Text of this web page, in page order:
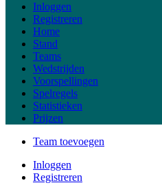
Inloggen
Registreren
Home
Stand
Teams
Wedstrijden
Voorspellingen
Spelregels
Statistieken
Prijzen
Team toevoegen
Inloggen
Registreren